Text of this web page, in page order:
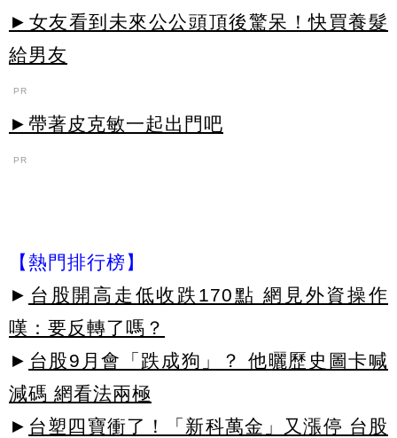
►女友看到未來公公頭頂後驚呆！快買養髮
給男友
PR
►帶著皮克敏一起出門吧
PR
【熱門排行榜】
► 台股開高走低收跌170點 網見外資操作
嘆：要反轉了嗎？
► 台股9月會「跌成狗」？ 他曬歷史圖卡喊
減碼 網看法兩極
► 台塑四寶衝了！「新科萬金」又漲停 台股